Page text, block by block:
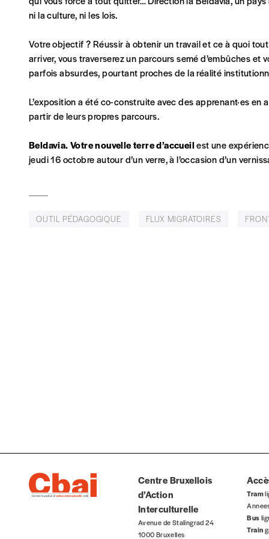
Abonnement
1 an = 5 numéros
20€*/an
*Prix indicatif, frais de port inclus
Je m'abonne à l'Imag
Offre découverte
Vous souhaitez découvrirImag? Nous vous offrons les
Je souhaite bénéficier de l’offre découverte
ni la culture, ni les lois.
Votre objectif ? Réussir à obtenir un travail et ce à quoi
arriver, vous traverserez un parcours semé d’embûches
parfois absurdes, pourtant proches de la réalité
L’exposition a été co-construite avec des apprenant·es en
partir de leurs propres parcours.
Beldavia.Votre nouvelle terre d’accueilest une
jeudi 16 octobre autour d’un verre, à l’occasion d’un
OUTIL PÉDAGOGIQUE FLUX MIGRATOIRES
Centre Bruxellois
d’Action
Interculturelle
Avenue de Stalingrad 24
1000 Bruxelles
Tram
Bus
Train